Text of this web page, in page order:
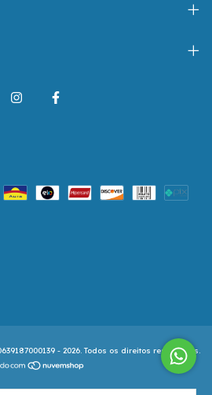
- 2026. Todos os direitos reservados.